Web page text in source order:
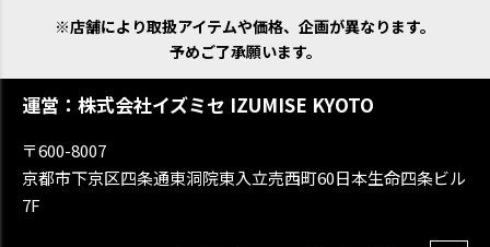
※店舗により取扱アイテムや価格、企画が異なります。
予めご了承願います。
運営：株式会社イズミセ IZUMISE KYOTO
〒600-8007
京都市下京区四条通東洞院東入立売西町60日本生命四条ビル
7F